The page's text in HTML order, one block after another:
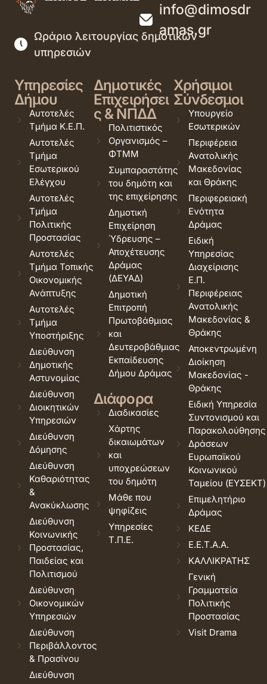
info@dimosdr
amas.gr
Ωράριο λειτουργίας δημοτικών
υπηρεσιών
Υπηρεσίες
Δήμου
Αυτοτελές
Τμήμα Κ.Ε.Π.
Αυτοτελές
Τμήμα
Εσωτερικού
Ελέγχου
Αυτοτελές
Τμήμα
Πολιτικής
Προστασίας
Αυτοτελές
Τμήμα Τοπικής
Οικονομικής
Ανάπτυξης
Αυτοτελές
Τμήμα
Υποστήριξης
Διεύθυνση
Δημοτικής
Αστυνομίας
Διεύθυνση
Διοικητικών
Υπηρεσιών
Διεύθυνση
Δόμησης
Διεύθυνση
Καθαριότητας
&
Ανακύκλωσης
Διεύθυνση
Κοινωνικής
Προστασίας,
Παιδείας και
Πολιτισμού
Διεύθυνση
Οικονομικών
Υπηρεσιών
Διεύθυνση
Περιβάλλοντος
& Πρασίνου
Διεύθυνση
Δημοτικές
Επιχειρήσει
ς & ΝΠΔΔ
Πολιτιστικός
Οργανισμός –
ΦΤΜΜ
Συμπαραστάτης
του δημότη και
της επιχείρησης
Δημοτική
Επιχείρηση
Ύδρευσης –
Αποχέτευσης
Δράμας
(ΔΕΥΑΔ)
Δημοτική
Επιτροπή
Πρωτοβάθμιας
και
Δευτεροβάθμιας
Εκπαίδευσης
Δήμου Δράμας
Διάφορα
Διαδικασίες
Χάρτης
δικαιωμάτων
και
υποχρεώσεων
του δημότη
Μάθε που
ψηφίζεις
Υπηρεσίες
Τ.Π.Ε.
Χρήσιμοι
Σύνδεσμοι
Υπουργείο
Εσωτερικών
Περιφέρεια
Ανατολικής
Μακεδονίας
και Θράκης
Περιφερειακή
Ενότητα
Δράμας
Ειδική
Υπηρεσίας
Διαχείρισης
Ε.Π.
Περιφέρειας
Ανατολικής
Μακεδονίας &
Θράκης
Αποκεντρωμένη
Διοίκηση
Μακεδονίας -
Θράκης
Ειδική Υπηρεσία
Συντονισμού και
Παρακολούθησης
Δράσεων
Ευρωπαϊκού
Κοινωνικού
Ταμείου (ΕΥΣΕΚΤ)
Επιμελητήριο
Δράμας
ΚΕΔΕ
Ε.Ε.Τ.Α.Α.
ΚΑΛΛΙΚΡΑΤΗΣ
Γενική
Γραμματεία
Πολιτικής
Προστασίας
Visit Drama